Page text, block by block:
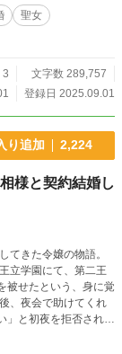
独占欲強め（ヤンデ
残酷な描写、精神的
はご注意ください。
聖女
3
文字数 289,757
登録日 2025.09.01
り追加 2,224
様と契約結婚し
きた令嬢の物語。
被せたという、身に覚
、夜会で助けてくれ
」と初夜を拒否された
。しかし評判の悪
、手渡された契約書